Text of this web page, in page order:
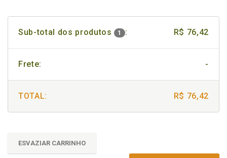
Sub-total dos produtos 1 : R$ 76,42
Frete: -
TOTAL: R$ 76,42
ESVAZIAR CARRINHO